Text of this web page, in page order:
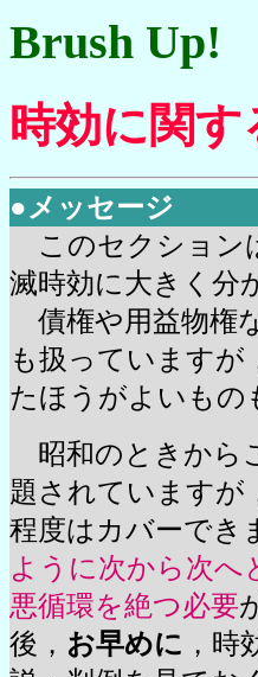
Brush Up!
時効に関
●メッセージ
このセクション
滅時効に大きく分
債権や用益物権
も扱っています
たほうがよいもの
昭和のときから
題されていますが
程度はカバーでき
ように次から次へ
悪循環を絶つ必要
後， お早めに ，時